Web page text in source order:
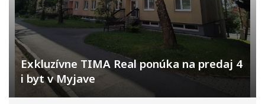
Exkluzívne TIMA Real ponúka na predaj 4
i byt v Myjave